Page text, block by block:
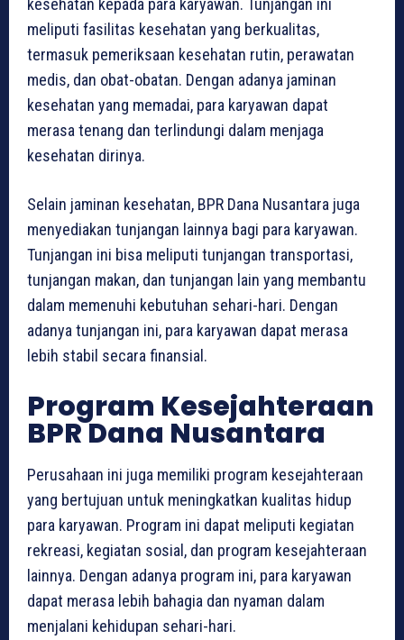
kesehatan kepada para karyawan. Tunjangan ini
meliputi fasilitas kesehatan yang berkualitas,
termasuk pemeriksaan kesehatan rutin, perawatan
medis, dan obat-obatan. Dengan adanya jaminan
kesehatan yang memadai, para karyawan dapat
merasa tenang dan terlindungi dalam menjaga
kesehatan dirinya.
Selain jaminan kesehatan, BPR Dana Nusantara juga
menyediakan tunjangan lainnya bagi para karyawan.
Tunjangan ini bisa meliputi tunjangan transportasi,
tunjangan makan, dan tunjangan lain yang membantu
dalam memenuhi kebutuhan sehari-hari. Dengan
adanya tunjangan ini, para karyawan dapat merasa
lebih stabil secara finansial.
Program Kesejahteraan
BPR Dana Nusantara
Perusahaan ini juga memiliki program kesejahteraan
yang bertujuan untuk meningkatkan kualitas hidup
para karyawan. Program ini dapat meliputi kegiatan
rekreasi, kegiatan sosial, dan program kesejahteraan
lainnya. Dengan adanya program ini, para karyawan
dapat merasa lebih bahagia dan nyaman dalam
menjalani kehidupan sehari-hari.